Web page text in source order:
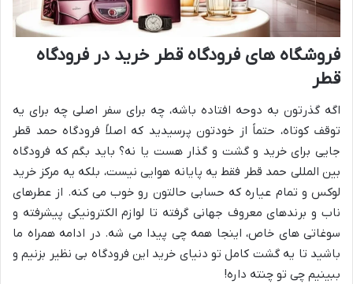
فروشگاه های فرودگاه قطر خرید در فرودگاه
قطر
اگه گذرتون به دوحه افتاده باشه، چه برای سفر اصلی چه برای یه
توقف کوتاه، حتماً از خودتون پرسیدید که اصلاً فرودگاه حمد قطر
جایی برای خرید و گشت و گذار هست یا نه؟ باید بگم که فرودگاه
بین المللی حمد قطر فقط یه پایانه هوایی نیست، بلکه یه مرکز خرید
لوکس و تمام عیاره که حسابی حالتون رو خوب می کنه. از عطرهای
ناب و برندهای معروف جهانی گرفته تا لوازم الکترونیکی پیشرفته و
سوغاتی های خاص، اینجا همه چی پیدا می شه. در ادامه همراه ما
باشید تا یه گشت کامل تو دنیای خرید این فرودگاه بی نظیر بزنیم و
ببینیم چی تو چنته داره!